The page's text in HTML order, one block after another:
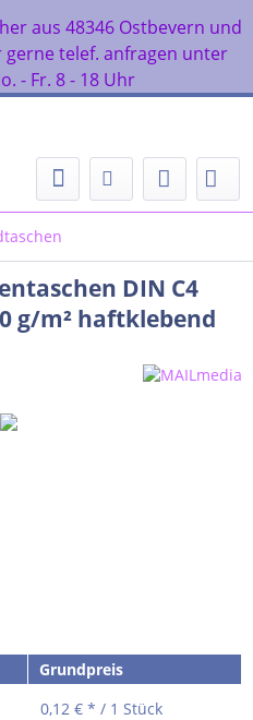
aus 48346 Ostbevern und
gerne telef. anfragen unter
- Fr. 8 - 18 Uhr
DIN C4
g/m² haftklebend
Grundpreis
0,12 € * / 1 Stück